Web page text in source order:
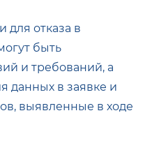
для отказа в
быть
и требований, а
данных в заявке и
выявленные в ходе